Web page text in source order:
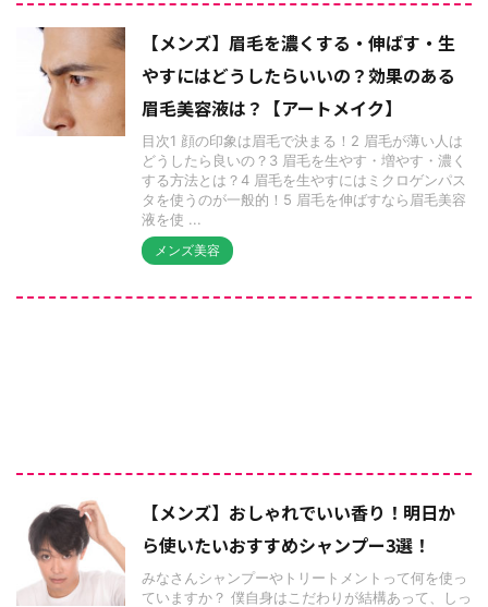
【メンズ】眉毛を濃くする・伸ばす・生
やすにはどうしたらいいの？効果のある
眉毛美容液は？【アートメイク】
目次1 顔の印象は眉毛で決まる！2 眉毛が薄い人は
どうしたら良いの？3 眉毛を生やす・増やす・濃く
する方法とは？4 眉毛を生やすにはミクロゲンパス
タを使うのが一般的！5 眉毛を伸ばすなら眉毛美容
液を使 ...
メンズ美容
【メンズ】おしゃれでいい香り！明日か
ら使いたいおすすめシャンプー3選！
みなさんシャンプーやトリートメントって何を使っ
ていますか？ 僕自身はこだわりが結構あって、しっ